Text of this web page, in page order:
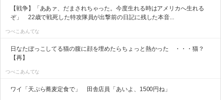
【戦争】「ああァ、だまされちゃった。今度生れる時はアメリカへ生れる
ぞ」 22歳で戦死した特攻隊員が出撃前の日記に残した本音...
つべこあんてな
日なたぼっこしてる猫の腹に顔を埋めたらちょっと熱かった ・・・猫？
【再】
つべこあんてな
ワイ「天ぷら蕎麦定食で」 田舎店員「あいよ、1500円ね」